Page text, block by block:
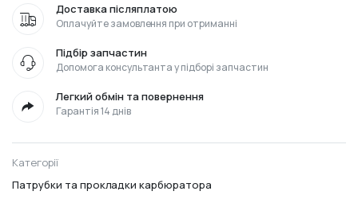
Доставка післяплатою
Оплачуйте замовлення при отриманні
Підбір запчастин
Допомога консультанта у підборі запчастин
Легкий обмін та повернення
Гарантія 14 днів
Категорії
Патрубки та прокладки карбюратора